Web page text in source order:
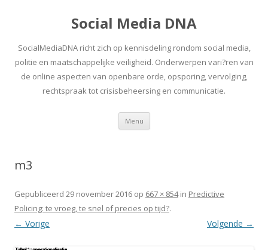
Social Media DNA
SocialMediaDNA richt zich op kennisdeling rondom social media,
politie en maatschappelijke veiligheid. Onderwerpen vari?ren van
de online aspecten van openbare orde, opsporing, vervolging,
rechtspraak tot crisisbeheersing en communicatie.
Menu Spring
inhoud
m3
Gepubliceerd 29 november 2016 op 667 × 854in Predictive
Policing: te vroeg, te snel of precies op tijd?.
← Vorige Volgende →